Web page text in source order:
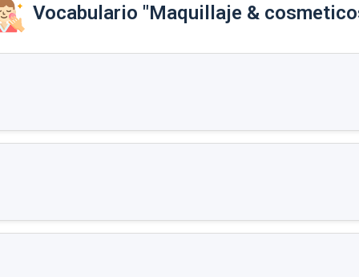
Vocabulario "Maquillaje &